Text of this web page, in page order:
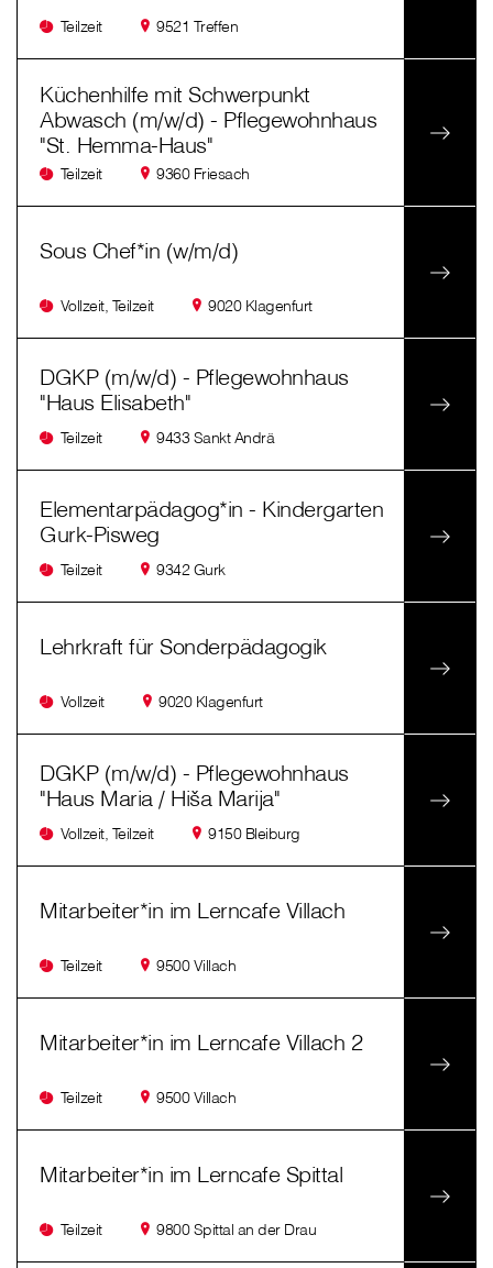
Teilzeit 9521 Treffen
Küchenhilfe mit Schwerpunkt
Abwasch (m/w/d) - Pflegewohnhaus
"St. Hemma-Haus"
Teilzeit 9360 Friesach
Sous Chef*in (w/m/d)
Vollzeit, Teilzeit 9020 Klagenfurt
DGKP (m/w/d) - Pflegewohnhaus
"Haus Elisabeth"
Teilzeit 9433 Sankt Andrä
Elementarpädagog*in - Kindergarten
Gurk-Pisweg
Teilzeit 9342 Gurk
Lehrkraft für Sonderpädagogik
Vollzeit 9020 Klagenfurt
DGKP (m/w/d) - Pflegewohnhaus
"Haus Maria / Hiša Marija"
Vollzeit, Teilzeit 9150 Bleiburg
Mitarbeiter*in im Lerncafe Villach
Teilzeit 9500 Villach
Mitarbeiter*in im Lerncafe Villach 2
Teilzeit 9500 Villach
Mitarbeiter*in im Lerncafe Spittal
Teilzeit 9800 Spittal an der Drau